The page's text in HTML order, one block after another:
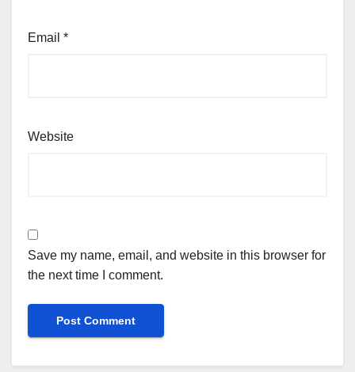
Email *
Website
Save my name, email, and website in this browser for
the next time I comment.